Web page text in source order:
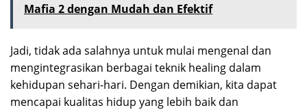
Mafia 2 dengan Mudah dan Efektif
Jadi, tidak ada salahnya untuk mulai mengenal dan
mengintegrasikan berbagai teknik healing dalam
kehidupan sehari-hari. Dengan demikian, kita dapat
mencapai kualitas hidup yang lebih baik dan